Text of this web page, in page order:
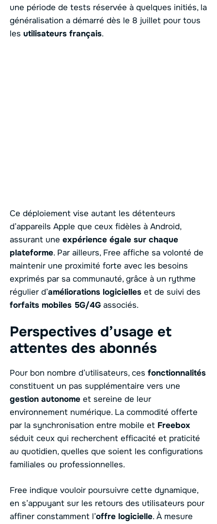
une période de tests réservée à quelques initiés, la
généralisation a démarré dès le 8 juillet pour tous
les utilisateurs français.
Ce déploiement vise autant les détenteurs
d’appareils Apple que ceux fidèles à Android,
assurant une expérience égale sur chaque
plateforme. Par ailleurs, Free affiche sa volonté de
maintenir une proximité forte avec les besoins
exprimés par sa communauté, grâce à un rythme
régulier d’améliorations logicielles et de suivi des
forfaits mobiles 5G/4G associés.
Perspectives d’usage et
attentes des abonnés
Pour bon nombre d’utilisateurs, ces fonctionnalités
constituent un pas supplémentaire vers une
gestion autonome et sereine de leur
environnement numérique. La commodité offerte
par la synchronisation entre mobile et Freebox
séduit ceux qui recherchent efficacité et praticité
au quotidien, quelles que soient les configurations
familiales ou professionnelles.
Free indique vouloir poursuivre cette dynamique,
en s’appuyant sur les retours des utilisateurs pour
affiner constamment l’offre logicielle. À mesure